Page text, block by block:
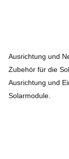
Ausrichtung und
Zubehör für die
Ausrichtung und
Solarmodule.